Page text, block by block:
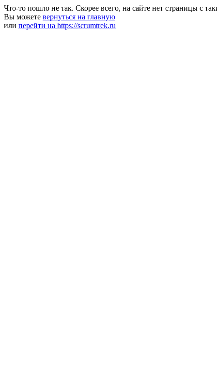
Что-то пошло не так. Скорее всего, на сайте нет страницы с
Вы можете вернуться на главную
или перейти на https://scrumtrek.ru